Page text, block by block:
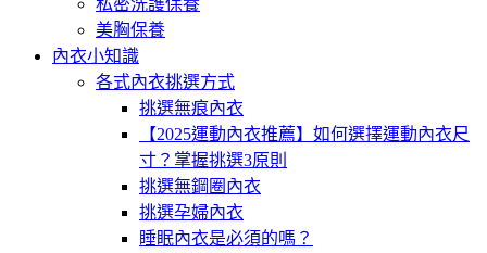
私密洗護保養
美胸保養
內衣小知識
各式內衣挑選方式
挑選無痕內衣
【2025運動內衣推薦】如何選擇運動內衣尺
寸？掌握挑選3原則
挑選無鋼圈內衣
挑選孕婦內衣
睡眠內衣是必須的嗎？